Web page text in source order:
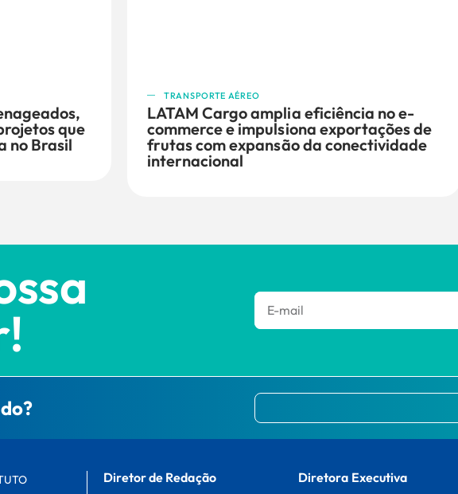
que
no Brasil
TRANSPORTE AÉREO
LATAM Cargo amplia eficiência no e-
commerce e impulsiona exportações de
frutas com expansão da conectividade
internacional
Diretor de Redação
Diretora Executiva